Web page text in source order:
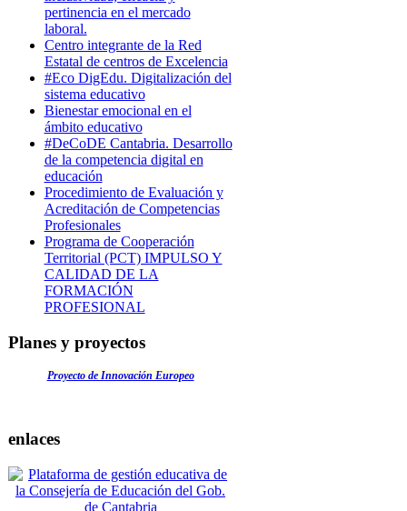
pertinencia en el mercado
laboral.
Centro integrante de la Red
Estatal de centros de Excelencia
#Eco DigEdu. Digitalización del
sistema educativo
Bienestar emocional en el
ámbito educativo
#DeCoDE Cantabria. Desarrollo
de la competencia digital en
educación
Procedimiento de Evaluación y
Acreditación de Competencias
Profesionales
Programa de Cooperación
Territorial (PCT) IMPULSO Y
CALIDAD DE LA
FORMACIÓN
PROFESIONAL
Planes y proyectos
Proyecto de Innovación Europeo
enlaces